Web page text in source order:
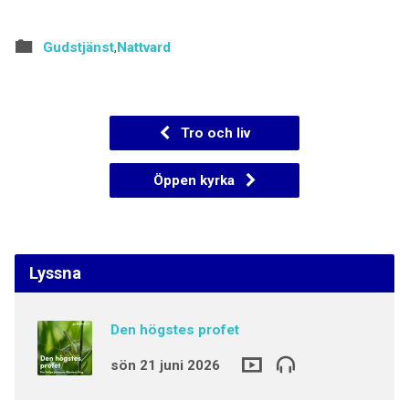
Gudstjänst,Nattvard
Tro och liv
Öppen kyrka
Lyssna
Den högstes profet
sön 21 juni 2026